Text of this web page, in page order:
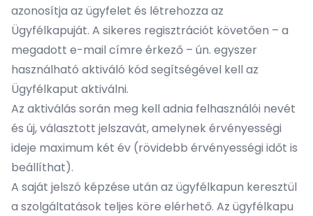
azonosítja az ügyfelet és létrehozza az
Ügyfélkapuját. A sikeres regisztrációt követően – a
megadott e-mail címre érkező – ún. egyszer
használható aktiváló kód segítségével kell az
Ügyfélkaput aktiválni.
Az aktiválás során meg kell adnia felhasználói nevét
és új, választott jelszavát, amelynek érvényességi
ideje maximum két év (rövidebb érvényességi időt is
beállíthat).
A saját jelszó képzése után az ügyfélkapun keresztül
a szolgáltatások teljes köre elérhető. Az ügyfélkapu